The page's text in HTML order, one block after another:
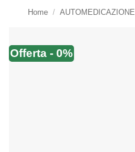
Home / AUTOMEDICAZIONE
Offerta - 0%